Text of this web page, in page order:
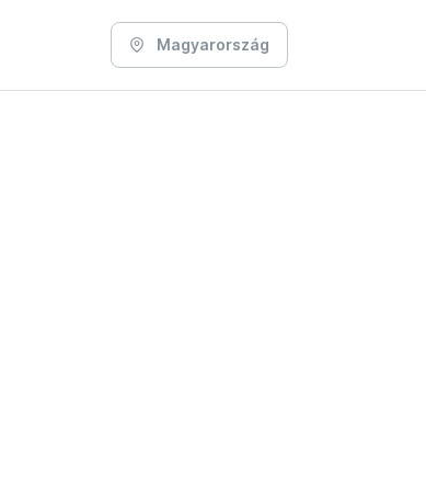
Magyarország